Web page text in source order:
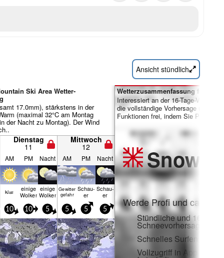
Ansicht stündlich
Ski Area Wetter-
17.0mm), stärkstens in der
(maximal 32°C am Montag
der Nacht zu Montag). Der Wind
Dienstag
11
Mittwoch
12
AM PM Nacht AM PM Nacht
klar einige
Wolken
einige
Wolken
Gewitter
gefahr
Schau­
er
Schau­
er
10 10 5 5 5 5
Wetterzusammenfassung für Tage
Interessiert an der 16-Tage-
die vollständige Vorhersage und
Funktionen frei, indem Sie Pro-
Snow
Werde Profi und carve
Stündliche und 16-Tage-
Schneevorhersagen
Schnelles Surfen ohne
Vollzugriff in App und